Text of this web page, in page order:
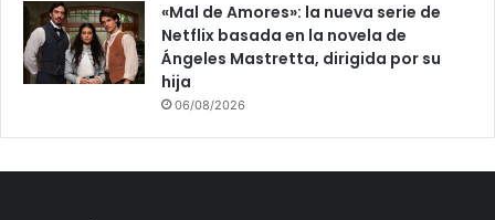
«Mal de Amores»: la nueva serie de
Netflix basada en la novela de
Ángeles Mastretta, dirigida por su
hija
06/08/2026